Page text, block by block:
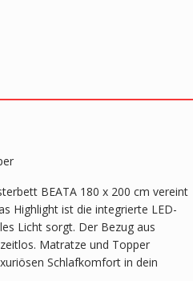
BEATA 180 x 200 cm vereint
Highlight ist die integrierte LED-
Licht sorgt. Der Bezug aus
Matratze und Topper
Schlafkomfort in dein